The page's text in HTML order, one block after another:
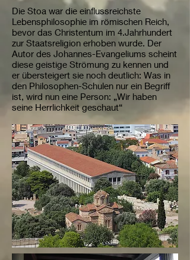
Die Stoa war die einflussreichste
Lebensphilosophie im römischen Reich,
bevor das Christentum im 4.Jahrhundert
zur Staatsreligion erhoben wurde. Der
Autor des Johannes-Evangeliums scheint
diese geistige Strömung zu kennen und
er übersteigert sie noch deutlich: Was in
den Philosophen-Schulen nur ein Begriff
ist, wird nun eine Person: „Wir haben
seine Herrlichkeit geschaut“